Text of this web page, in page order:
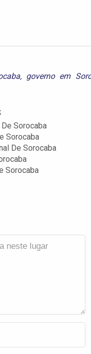
, governo em
Sorocaba
Sorocaba
De Sorocaba
Sorocaba